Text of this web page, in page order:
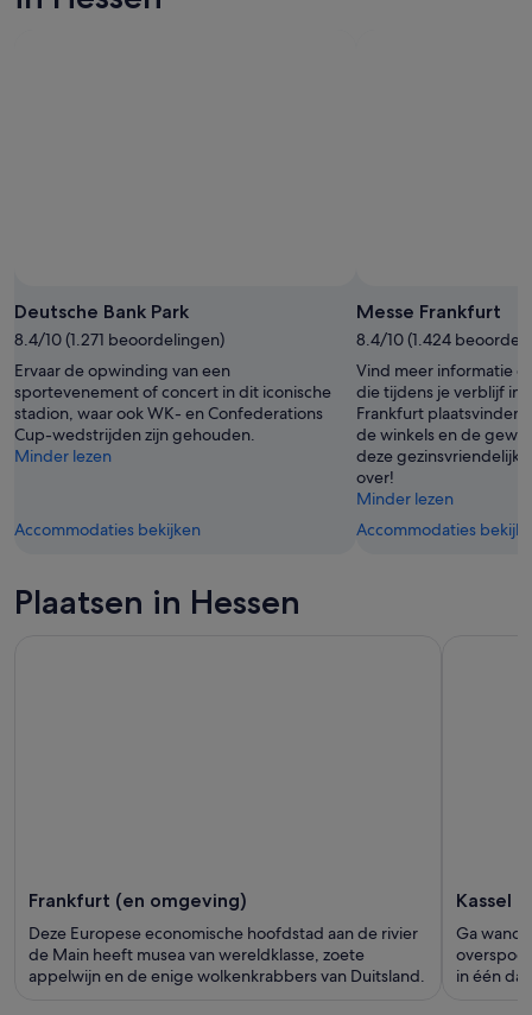
Deutsche Bank Park
8.4/10 (1.271 beoordelingen)
Ervaar de opwinding van een
sportevenement of concert in dit iconische
stadion, waar ook WK- en Confederations
Cup-wedstrijden zijn gehouden.
Minder lezen
Accommodaties bekijken
Messe Frankfurt
8.4/10 (1.424
Vind meer informatie
die tijdens je verblijf in
Frankfurt plaatsvinden.
de winkels en de
deze
over!
Minder lezen
Accommodaties
Plaatsen in Hessen
Frankfurt (en omgeving)
Deze Europese economische hoofdstad aan de rivier
de Main heeft musea van wereldklasse, zoete
appelwijn en de enige wolkenkrabbers van Duitsland.
Kassel
Ga
in één